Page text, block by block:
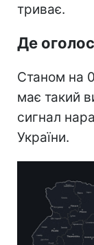
триває.
Де
Станом на
має такий
сигнал
України.